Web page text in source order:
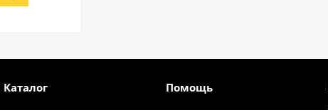
Каталог Помощь